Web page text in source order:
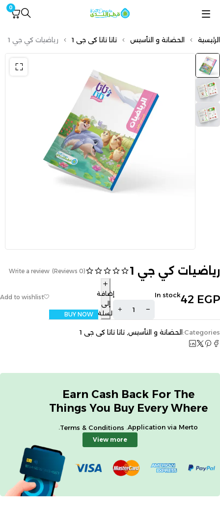
0
الرئيسية الحضانة و التأسيس تاتا تاتا كى جى 1 رياضيات كي جي 1
رياضيات كي جي 1 (0 Reviews)
Write a review
42 EGP
In stock
إضافة
إلى
السلة
BUY NOW
Categories: الحضانة و التأسيس, تاتا تاتا كى جى 1
Earn Cash Back For The
Things You Buy Every Where
Application via Merto.
Terms & Conditions
.
View more